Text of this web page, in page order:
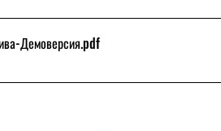
Демоверсия.pdf